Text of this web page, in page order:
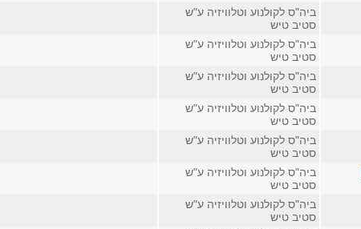
ביה"ס לקולנוע וטלוויזיה ע"ש
סטיב טיש
ביה"ס לקולנוע וטלוויזיה ע"ש
סטיב טיש
ביה"ס לקולנוע וטלוויזיה ע"ש
סטיב טיש
ביה"ס לקולנוע וטלוויזיה ע"ש
סטיב טיש
ביה"ס לקולנוע וטלוויזיה ע"ש
סטיב טיש
ביה"ס לקולנוע וטלוויזיה ע"ש
סטיב טיש
ביה"ס לקולנוע וטלוויזיה ע"ש
סטיב טיש